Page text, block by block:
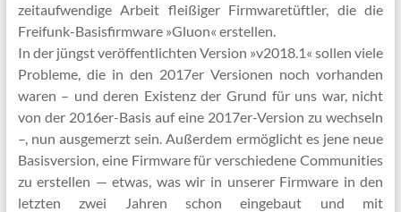
zeitaufwendige Arbeit fleißiger Firmwaretüftler, die die
Freifunk-Basisfirmware »Gluon« erstellen.
In der jüngst veröffentlichten Version »v2018.1« sollen viele
Probleme, die in den 2017er Versionen noch vorhanden
waren – und deren Existenz der Grund für uns war, nicht
von der 2016er-Basis auf eine 2017er-Version zu wechseln
–, nun ausgemerzt sein. Außerdem ermöglicht es jene neue
Basisversion, eine Firmware für verschiedene Communities
zu erstellen — etwas, was wir in unserer Firmware in den
letzten zwei Jahren schon eingebaut und mit